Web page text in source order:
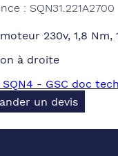
: SQN31.221A2700
230v, 1,8 Nm,
à droite
SQN4 - GSC doc
un devis